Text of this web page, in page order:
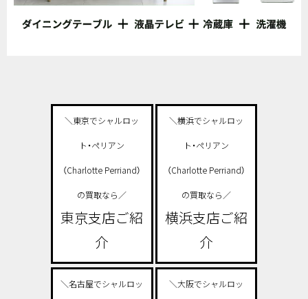
＼東京でシャルロッ
ト・ペリアン
（Charlotte Perriand）
の買取なら／
東京支店ご紹
介
＼横浜でシャルロッ
ト・ペリアン
（Charlotte Perriand）
の買取なら／
横浜支店ご紹
介
＼名古屋でシャルロッ ＼大阪でシャルロッ